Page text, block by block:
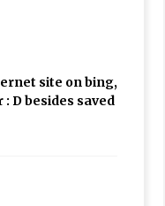
site on bing,
D besides saved